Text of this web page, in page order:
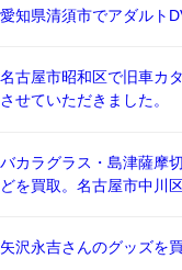
愛知県清須市でアダルト
名古屋市昭和区で旧車カ
させていただきました。
バカラグラス・島津薩摩
どを買取。名古屋市中川区
矢沢永吉さんのグッズを